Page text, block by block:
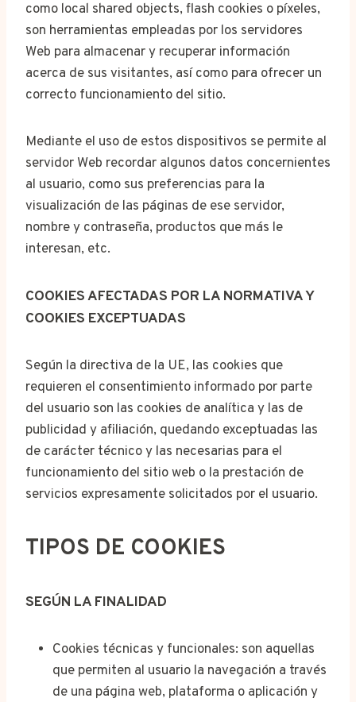
como local shared objects, flash cookies o píxeles,
son herramientas empleadas por los servidores
Web para almacenar y recuperar información
acerca de sus visitantes, así como para ofrecer un
correcto funcionamiento del sitio.
Mediante el uso de estos dispositivos se permite al
servidor Web recordar algunos datos concernientes
al usuario, como sus preferencias para la
visualización de las páginas de ese servidor,
nombre y contraseña, productos que más le
interesan, etc.
COOKIES AFECTADAS POR LA NORMATIVA Y
COOKIES EXCEPTUADAS
Según la directiva de la UE, las cookies que
requieren el consentimiento informado por parte
del usuario son las cookies de analítica y las de
publicidad y afiliación, quedando exceptuadas las
de carácter técnico y las necesarias para el
funcionamiento del sitio web o la prestación de
servicios expresamente solicitados por el usuario.
TIPOS DE COOKIES
SEGÚN LA FINALIDAD
Cookies técnicas y funcionales: son aquellas
que permiten al usuario la navegación a través
de una página web, plataforma o aplicación y